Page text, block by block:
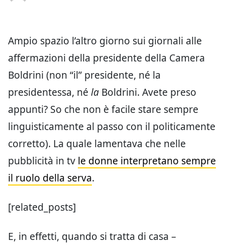
Ampio spazio l’altro giorno sui giornali alle
affermazioni della presidente della Camera
Boldrini (non “il” presidente, né la
presidentessa, né la Boldrini. Avete preso
appunti? So che non è facile stare sempre
linguisticamente al passo con il politicamente
corretto). La quale lamentava che nelle
pubblicità in tv le donne interpretano sempre
il ruolo della serva.
[related_posts]
E, in effetti, quando si tratta di casa –